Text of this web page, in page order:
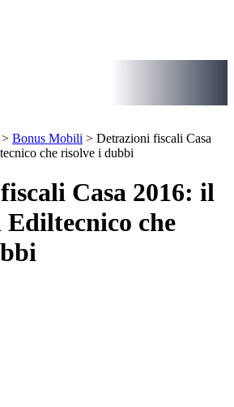
sit amet consectetur
sit amet consectetur
amet consectetur
> Bonus Mobili > Detrazioni fiscali Casa
che risolve i dubbi
Casa 2016: il
che